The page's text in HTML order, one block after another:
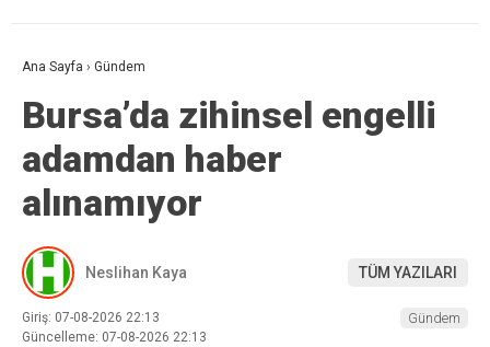
Ana Sayfa › Gündem
Bursa’da zihinsel engelli
adamdan haber
alınamıyor
Neslihan Kaya TÜM YAZILARI
Giriş: 07-08-2026 22:13
Güncelleme: 07-08-2026 22:13
Gündem